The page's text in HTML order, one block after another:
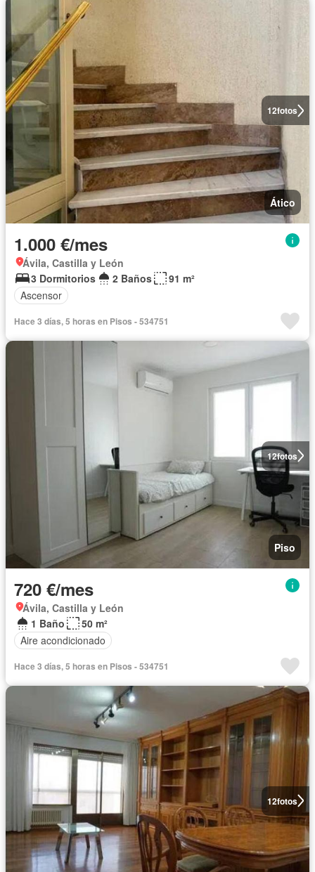
12fotos
Ático
1.000 €/mes
Ávila, Castilla y León
3 Dormitorios
2 Baños
91 m²
Ascensor
Hace 3 días, 5 horas en Pisos - 534751
12fotos
Piso
720 €/mes
Ávila, Castilla y León
1 Baño
50 m²
Aire acondicionado
Hace 3 días, 5 horas en Pisos - 534751
12fotos